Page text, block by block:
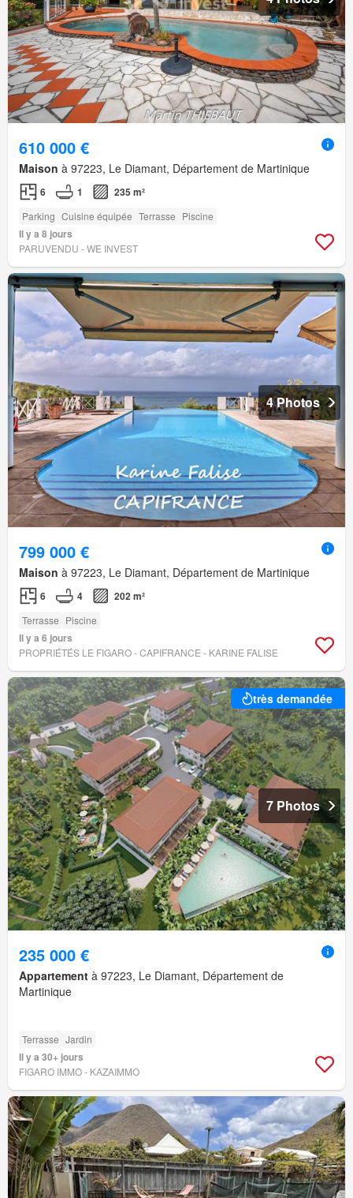
610 000 €
Maison à 97223, Le Diamant, Département de Martinique
6 1 235 m²
Parking Cuisine équipée Terrasse Piscine
Il y a 8 jours
PARUVENDU - WE INVEST
4 Photos
799 000 €
Maison à 97223, Le Diamant, Département de Martinique
6 4 202 m²
Terrasse Piscine
Il y a 6 jours
PROPRIÉTÉS LE FIGARO - CAPIFRANCE - KARINE FALISE
très demandée
7 Photos
235 000 €
Appartement à 97223, Le Diamant, Département de
Martinique
Terrasse Jardin
Il y a 30+ jours
FIGARO IMMO - KAZAIMMO